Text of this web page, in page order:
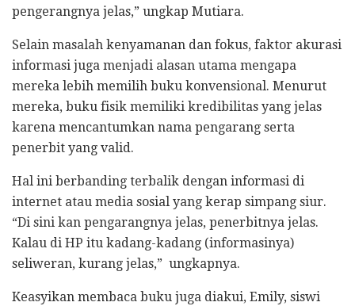
pengerangnya jelas,” ungkap Mutiara.
Selain masalah kenyamanan dan fokus, faktor akurasi
informasi juga menjadi alasan utama mengapa
mereka lebih memilih buku konvensional. Menurut
mereka, buku fisik memiliki kredibilitas yang jelas
karena mencantumkan nama pengarang serta
penerbit yang valid.
Hal ini berbanding terbalik dengan informasi di
internet atau media sosial yang kerap simpang siur.
“Di sini kan pengarangnya jelas, penerbitnya jelas.
Kalau di HP itu kadang-kadang (informasinya)
seliweran, kurang jelas,” ungkapnya.
Keasyikan membaca buku juga diakui, Emily, siswi